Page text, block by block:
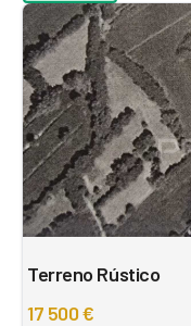
Terreno Rústico
17 500 €